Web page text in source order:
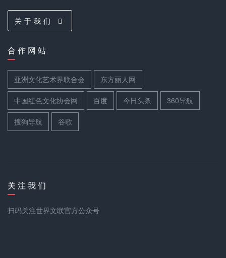
关 于 我 们
合 作 网 站
亚洲文化艺术界联合会 东方丽人网
中国红色文化协会网 百度 今日头条 360导航
搜狗导航 谷歌
关 注 我 们
扫码关注世界文联官方公众号